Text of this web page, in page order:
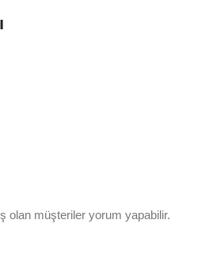
olan müşteriler yorum yapabilir.